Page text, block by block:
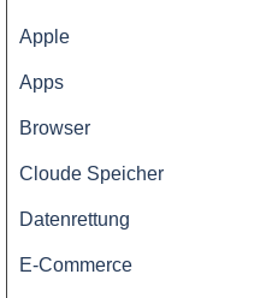
Apple
Apps
Browser
Cloude Speicher
Datenrettung
E-Commerce